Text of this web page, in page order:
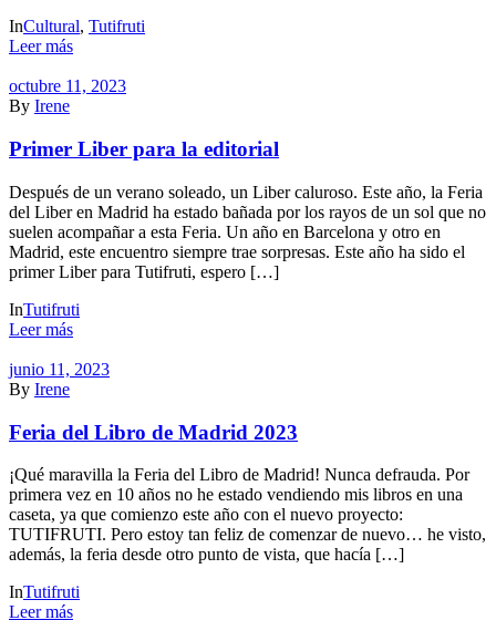
InCultural, Tutifruti
Leer más
octubre 11, 2023
By Irene
Primer Liber para la editorial
Después de un verano soleado, un Liber caluroso. Este año, la Feria
del Liber en Madrid ha estado bañada por los rayos de un sol que no
suelen acompañar a esta Feria. Un año en Barcelona y otro en
Madrid, este encuentro siempre trae sorpresas. Este año ha sido el
primer Liber para Tutifruti, espero […]
InTutifruti
Leer más
junio 11, 2023
By Irene
Feria del Libro de Madrid 2023
¡Qué maravilla la Feria del Libro de Madrid! Nunca defrauda. Por
primera vez en 10 años no he estado vendiendo mis libros en una
caseta, ya que comienzo este año con el nuevo proyecto:
TUTIFRUTI. Pero estoy tan feliz de comenzar de nuevo… he visto,
además, la feria desde otro punto de vista, que hacía […]
InTutifruti
Leer más